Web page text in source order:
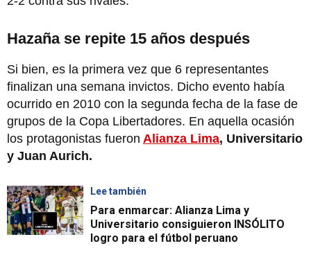
Hazaña se repite 15 años después
Si bien, es la primera vez que 6 representantes
finalizan una semana invictos. Dicho evento había
ocurrido en 2010 con la segunda fecha de la fase de
grupos de la Copa Libertadores. En aquella ocasión
los protagonistas fueron Alianza Lima, Universitario
y Juan Aurich.
Lee también
Para enmarcar: Alianza Lima y
Universitario consiguieron INSÓLITO
logro para el fútbol peruano